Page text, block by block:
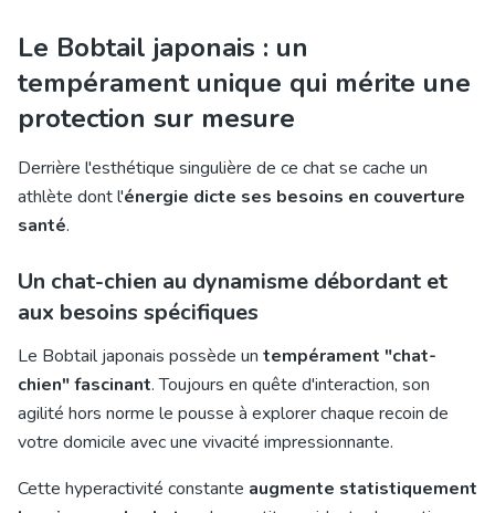
Le Bobtail japonais : un
tempérament unique qui mérite une
protection sur mesure
Derrière l'esthétique singulière de ce chat se cache un
athlète dont l'énergie dicte ses besoins en couverture
santé.
Un chat-chien au dynamisme débordant et
aux besoins spécifiques
Le Bobtail japonais possède un tempérament "chat-
chien" fascinant. Toujours en quête d'interaction, son
agilité hors norme le pousse à explorer chaque recoin de
votre domicile avec une vivacité impressionnante.
Cette hyperactivité constante augmente statistiquement